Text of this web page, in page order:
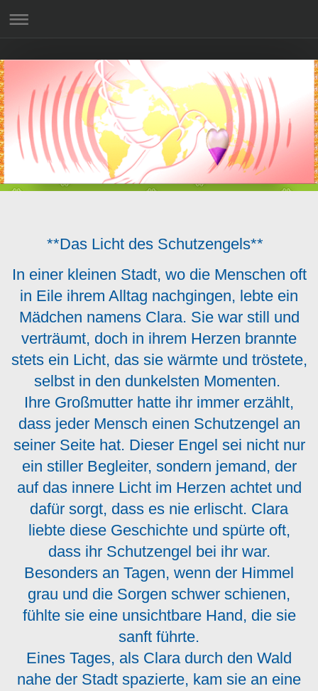
**Das Licht des Schutzengels**
In einer kleinen Stadt, wo die Menschen oft
in Eile ihrem Alltag nachgingen, lebte ein
Mädchen namens Clara. Sie war still und
verträumt, doch in ihrem Herzen brannte
stets ein Licht, das sie wärmte und tröstete,
selbst in den dunkelsten Momenten.
Ihre Großmutter hatte ihr immer erzählt,
dass jeder Mensch einen Schutzengel an
seiner Seite hat. Dieser Engel sei nicht nur
ein stiller Begleiter, sondern jemand, der
auf das innere Licht im Herzen achtet und
dafür sorgt, dass es nie erlischt. Clara
liebte diese Geschichte und spürte oft,
dass ihr Schutzengel bei ihr war.
Besonders an Tagen, wenn der Himmel
grau und die Sorgen schwer schienen,
fühlte sie eine unsichtbare Hand, die sie
sanft führte.
Eines Tages, als Clara durch den Wald
nahe der Stadt spazierte, kam sie an eine